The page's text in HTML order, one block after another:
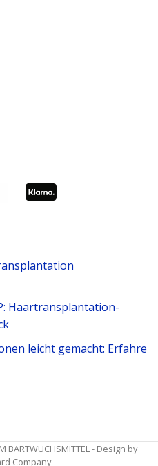
Haartransplantation-
leicht gemacht: Erfahre
BARTWUCHSMITTEL - Design by
Company